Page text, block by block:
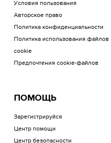
Условия пользования
Авторское право
Политика конфиденциальности
Политика использования файлов
cookie
Предпочтения cookie-файлов
ПОМОЩЬ
Зарегистрируйся
Центр помощи
Центр безопасности